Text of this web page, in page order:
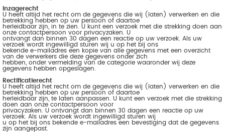
Inzagerecht
U heeft altijd het recht om de gegevens die wij (laten) verwerken en die
betrekking hebben op uw persoon of daartoe
herleidbaar zijn, in te zien. U kunt een verzoek met die strekking doen aan
onze contactpersoon voor privacyzaken. U
ontvangt dan binnen 30 dagen een reactie op uw verzoek. Als uw
verzoek wordt ingewilligd sturen wij u op het bij ons
bekende e-mailadres een kopie van alle gegevens met een overzicht
van de verwerkers die deze gegevens onder zich
hebben, onder vermelding van de categorie waaronder wij deze
gegevens hebben opgeslagen.
Rectificatierecht
U heeft altijd het recht om de gegevens die wij (laten) verwerken en die
betrekking hebben op uw persoon of daartoe
herleidbaar zijn, te laten aanpassen. U kunt een verzoek met die strekking
doen aan onze contactpersoon voor
privacyzaken. U ontvangt dan binnen 30 dagen een reactie op uw
verzoek. Als uw verzoek wordt ingewilligd sturen wij
u op het bij ons bekende e-mailadres een bevestiging dat de gegevens
zijn aangepast.